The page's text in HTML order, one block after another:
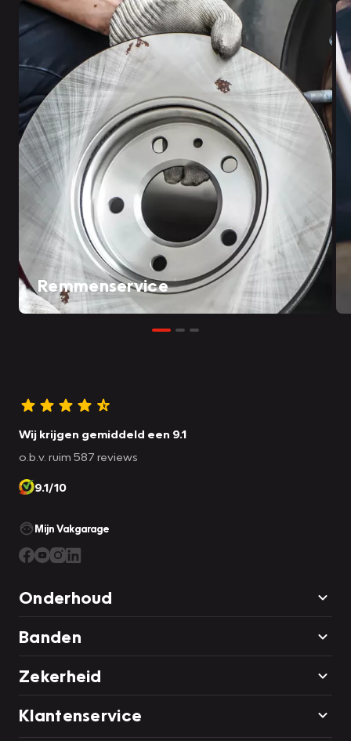
Remmenservice
Wij krijgen gemiddeld een 9.1
o.b.v. ruim 587 reviews
9.1/10
Mijn Vakgarage
Onderhoud
Banden
Zekerheid
Klantenservice